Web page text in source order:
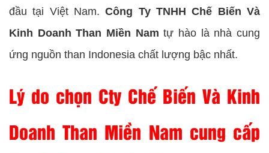
đầu tại Việt Nam.Công Ty TNHH Chế Biến Và
Kinh Doanh Than Miền Nam tự hào là nhà cung
ứng nguồn than Indonesia chất lượng bậc nhất.
Lý do chọn Cty Chế Biến Và Kinh
Doanh Than Miền Nam cung cấp